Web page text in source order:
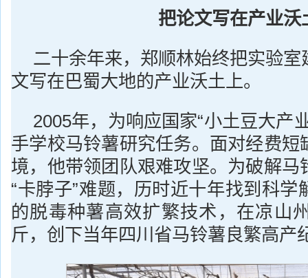
把论文写在产业沃
二十余年来，郑顺林始终把实验
文写在巴蜀大地的产业沃土上。
2005年，为响应国家“小土豆大产
手学校马铃薯研究任务。面对经费短
境，他带领团队艰难攻坚。为破解马
“卡脖子”难题，历时近十年找到科学
的脱毒种薯高效扩繁技术，在凉山
斤，创下当年四川省马铃薯良繁高产